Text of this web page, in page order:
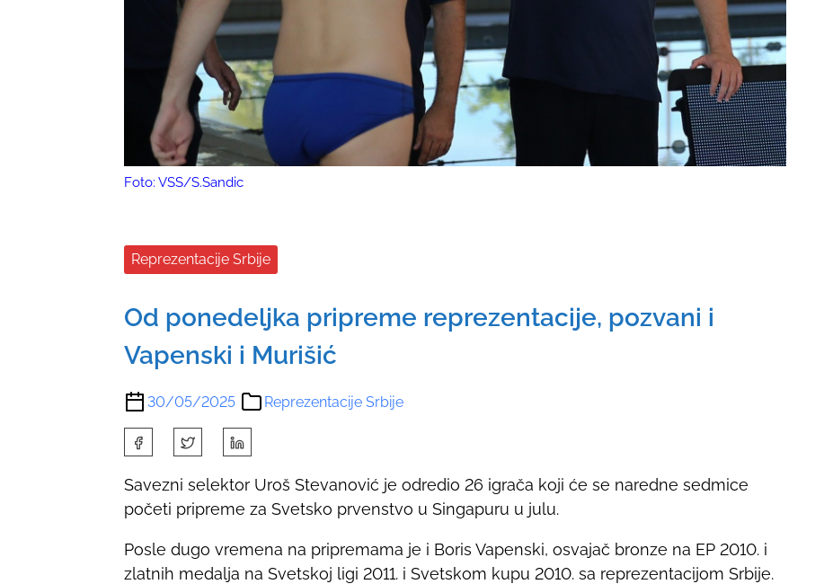
Foto: VSS/S.Sandic
Reprezentacije Srbije
Od ponedeljka pripreme reprezentacije, pozvani i
Vapenski i Murišić
30/05/2025 Reprezentacije Srbije
h
a
r
t
Savezni selektor Uroš Stevanović je odredio 26 igrača koji će se naredne sedmice
početi pripreme za Svetsko prvenstvo u Singapuru u julu.
Posle dugo vremena na pripremama je i Boris Vapenski, osvajač bronze na EP 2010. i
zlatnih medalja na Svetskoj ligi 2011. i Svetskom kupu 2010. sa reprezentacijom Srbije.